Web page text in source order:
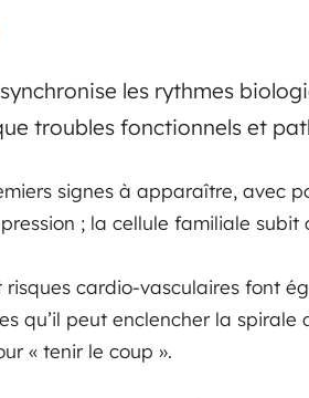
les rythmes
troubles fonctionnels et
signes à apparaître, avec
; la cellule familiale
cardio-vasculaires font
qu’il peut enclencher la spirale
« tenir le coup ».